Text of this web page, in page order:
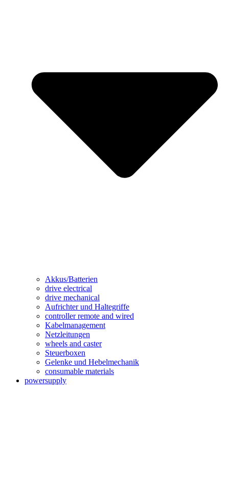
Akkus/Batterien
drive electrical
drive mechanical
Aufrichter und Haltegriffe
controller remote and wired
Kabelmanagement
Netzleitungen
wheels and caster
Steuerboxen
Gelenke und Hebelmechanik
consumable materials
powersupply